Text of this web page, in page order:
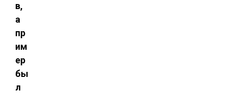
в,
а
пр
им
ер
бы
л